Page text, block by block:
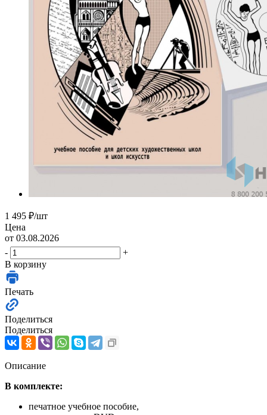
1 495 ₽/шт
Цена
от 03.08.2026
-
+
В корзину
Печать
Поделиться
Поделиться
Описание
В комплекте:
печатное учебное пособие,